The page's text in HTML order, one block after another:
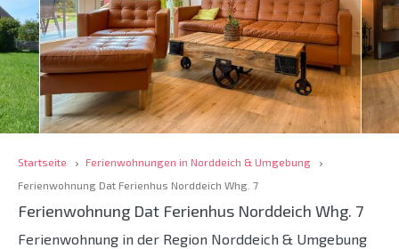
Startseite
Ferienwohnungen in Norddeich & Umgebung
Ferienwohnung Dat Ferienhus Norddeich Whg. 7
Ferienwohnung Dat Ferienhus Norddeich Whg. 7
Ferienwohnung in der Region Norddeich & Umgebung